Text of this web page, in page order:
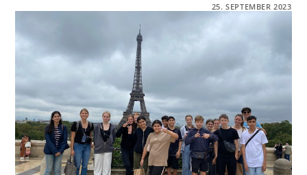
ENTDECKUNGSREISE
IN
PARIS
25. SEPTEMBER 2023